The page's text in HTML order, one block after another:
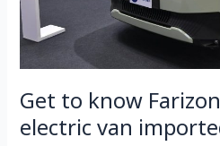
Get to know
electric van
imported
by
King
Gen